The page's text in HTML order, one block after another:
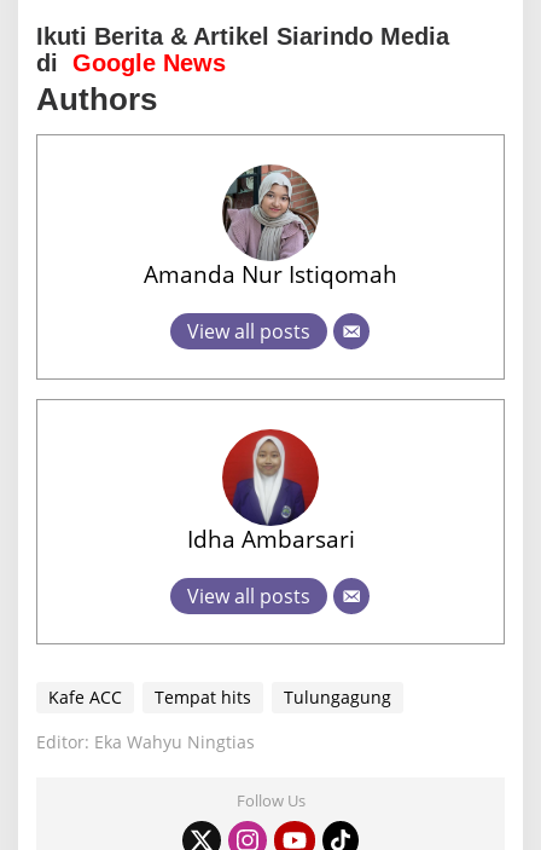
Ikuti Berita & Artikel Siarindo Media
di Google News
Authors
Amanda Nur Istiqomah
View all posts
Idha Ambarsari
View all posts
Kafe ACC Tempat hits
Tulungagung
Editor: Eka Wahyu Ningtias
Follow Us